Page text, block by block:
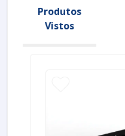
Produtos
Vistos